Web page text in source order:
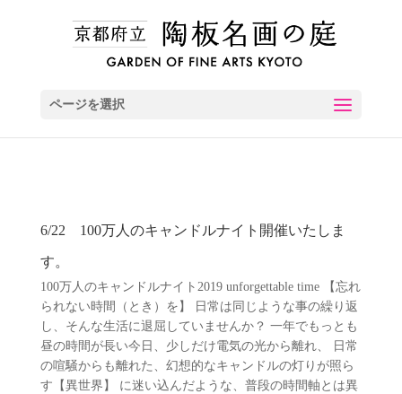
ページを選択
6/22 100万人のキャンドルナイト開催いたしま
す。
100万人のキャンドルナイト2019 unforgettable time 【忘れ
られない時間（とき）を】 日常は同じような事の繰り返
し、そんな生活に退屈していませんか？ 一年でもっとも
昼の時間が長い今日、少しだけ電気の光から離れ、 日常
の喧騒からも離れた、幻想的なキャンドルの灯りが照ら
す【異世界】 に迷い込んだような、普段の時間軸とは異